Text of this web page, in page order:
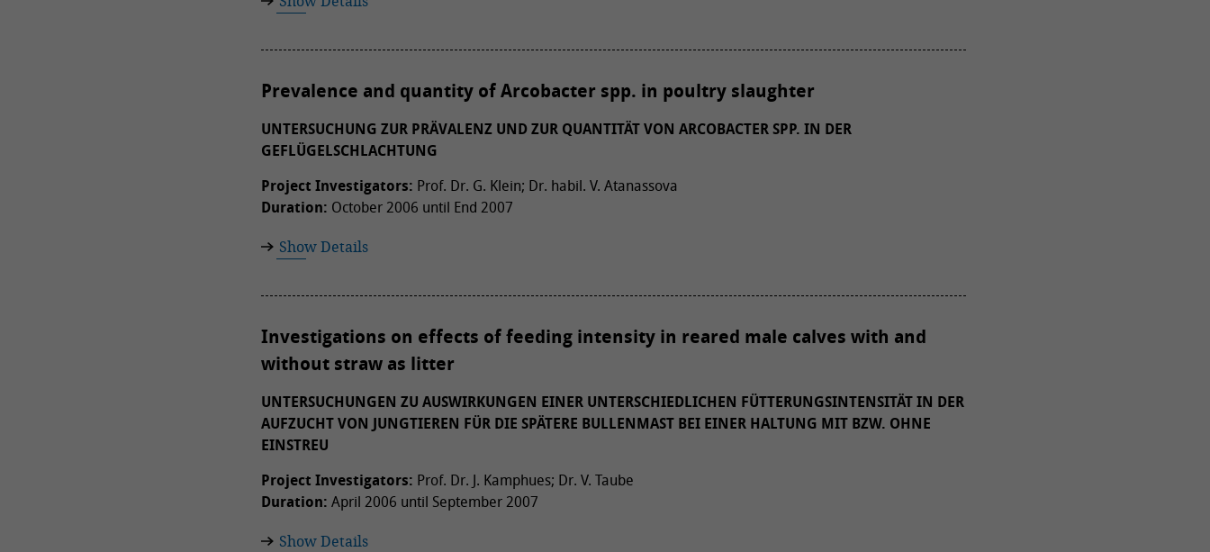
Prevalence and quantity of Arcobacter spp. in poultry slaughter
UNTERSUCHUNG ZUR PRÄVALENZ UND ZUR QUANTITÄT VON ARCOBACTER SPP. IN DER
GEFLÜGELSCHLACHTUNG
Project Investigators: Prof. Dr. G. Klein; Dr. habil. V. Atanassova
Duration: October 2006 until End 2007
Show Details
Investigations on effects of feeding intensity in reared male calves with and
without straw as litter
UNTERSUCHUNGEN ZU AUSWIRKUNGEN EINER UNTERSCHIEDLICHEN FÜTTERUNGSINTENSITÄT IN DER
AUFZUCHT VON JUNGTIEREN FÜR DIE SPÄTERE BULLENMAST BEI EINER HALTUNG MIT BZW. OHNE
EINSTREU
Project Investigators: Prof. Dr. J. Kamphues; Dr. V. Taube
Duration: April 2006 until September 2007
Show Details